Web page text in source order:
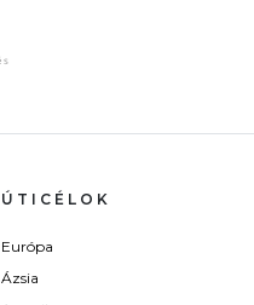
ÚTICÉLOK
Európa
Ázsia